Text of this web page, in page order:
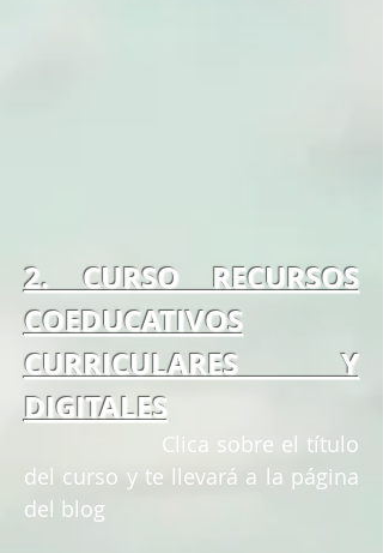
2. CURSO RECURSOS
COEDUCATIVOS
CURRICULARES Y
DIGITALES
Clica sobre el título
del curso y te llevará a la página
del blog